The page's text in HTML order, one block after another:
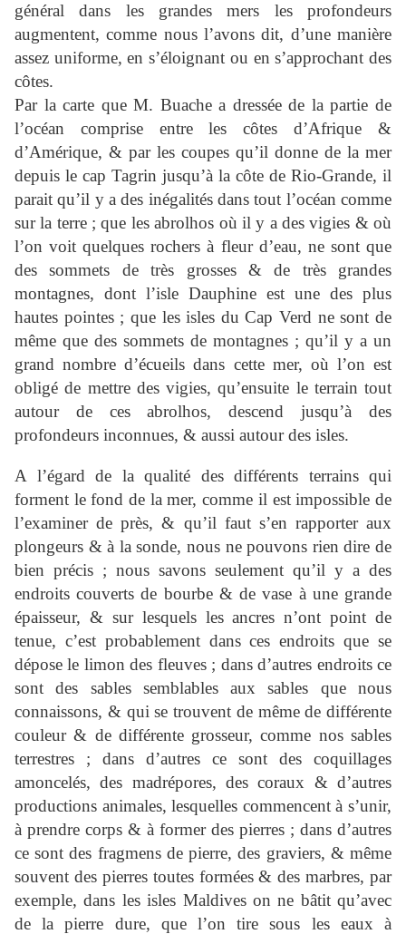
général dans les grandes mers les profondeurs
augmentent, comme nous l’avons dit, d’une manière
assez uniforme, en s’éloignant ou en s’approchant des
côtes.
Par la carte que M. Buache a dressée de la partie de
l’océan comprise entre les côtes d’Afrique &
d’Amérique, & par les coupes qu’il donne de la mer
depuis le cap Tagrin jusqu’à la côte de Rio-Grande, il
parait qu’il y a des inégalités dans tout l’océan comme
sur la terre ; que les abrolhos où il y a des vigies & où
l’on voit quelques rochers à fleur d’eau, ne sont que
des sommets de très grosses & de très grandes
montagnes, dont l’isle Dauphine est une des plus
hautes pointes ; que les isles du Cap Verd ne sont de
même que des sommets de montagnes ; qu’il y a un
grand nombre d’écueils dans cette mer, où l’on est
obligé de mettre des vigies, qu’ensuite le terrain tout
autour de ces abrolhos, descend jusqu’à des
profondeurs inconnues, & aussi autour des isles.
A l’égard de la qualité des différents terrains qui
forment le fond de la mer, comme il est impossible de
l’examiner de près, & qu’il faut s’en rapporter aux
plongeurs & à la sonde, nous ne pouvons rien dire de
bien précis ; nous savons seulement qu’il y a des
endroits couverts de bourbe & de vase à une grande
épaisseur, & sur lesquels les ancres n’ont point de
tenue, c’est probablement dans ces endroits que se
dépose le limon des fleuves ; dans d’autres endroits ce
sont des sables semblables aux sables que nous
connaissons, & qui se trouvent de même de différente
couleur & de différente grosseur, comme nos sables
terrestres ; dans d’autres ce sont des coquillages
amoncelés, des madrépores, des coraux & d’autres
productions animales, lesquelles commencent à s’unir,
à prendre corps & à former des pierres ; dans d’autres
ce sont des fragmens de pierre, des graviers, & même
souvent des pierres toutes formées & des marbres, par
exemple, dans les isles Maldives on ne bâtit qu’avec
de la pierre dure, que l’on tire sous les eaux à